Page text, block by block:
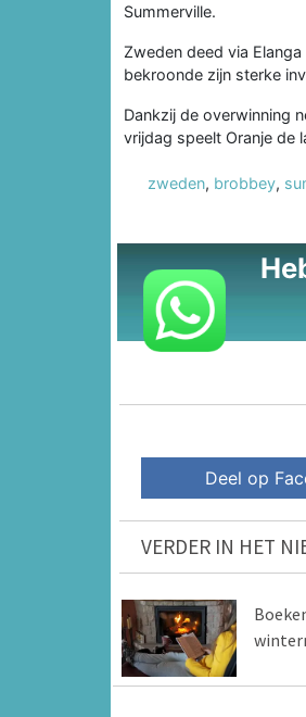
Summerville.
Zweden deed via
bekroonde zijn sterke
Dankzij de overwinning
vrijdag speelt Oranje de
zweden, brobbey,
Deel op
VERDER IN HET